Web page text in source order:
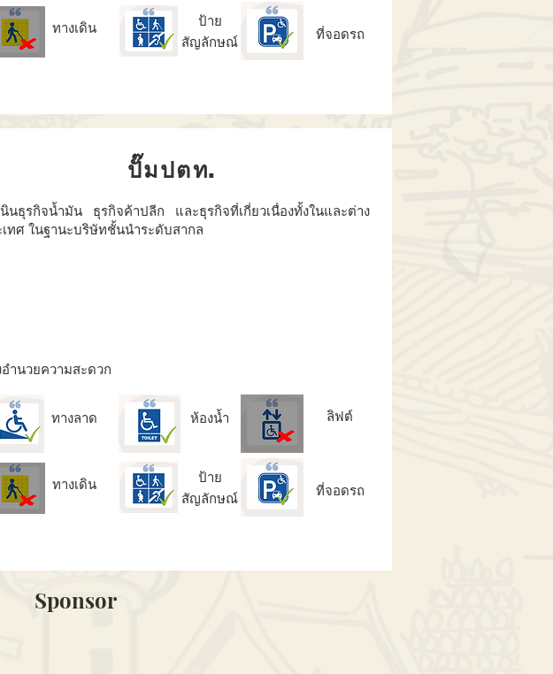
ทางเดิน
ป้าย
สัญลักษณ์
ที่จอดรถ
ปั๊มปตท.
นินธุรกิจน้ำมัน ธุรกิจค้าปลีก และธุรกิจที่เกี่ยวเนื่องทั้งในและต่าง
เทศ ในฐานะบริษัทชั้นนำระดับสากล
อำนวยความสะดวก
ทางลาด ห้องน้ำ
ทางเดิน
ป้าย
สัญลักษณ์
ลิฟต์
ที่จอดรถ
Sponsor